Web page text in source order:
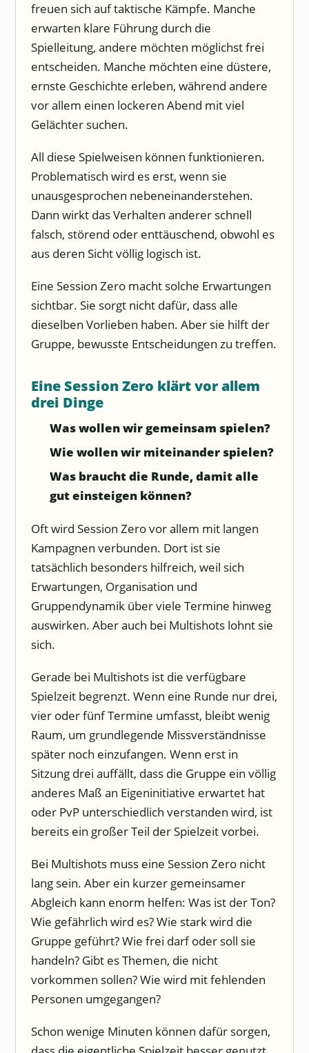
freuen sich auf taktische Kämpfe. Manche
erwarten klare Führung durch die
Spielleitung, andere möchten möglichst frei
entscheiden. Manche möchten eine düstere,
ernste Geschichte erleben, während andere
vor allem einen lockeren Abend mit viel
Gelächter suchen.
All diese Spielweisen können funktionieren.
Problematisch wird es erst, wenn sie
unausgesprochen nebeneinanderstehen.
Dann wirkt das Verhalten anderer schnell
falsch, störend oder enttäuschend, obwohl es
aus deren Sicht völlig logisch ist.
Eine Session Zero macht solche Erwartungen
sichtbar. Sie sorgt nicht dafür, dass alle
dieselben Vorlieben haben. Aber sie hilft der
Gruppe, bewusste Entscheidungen zu treffen.
Eine Session Zero klärt vor allem
drei Dinge
Was wollen wir gemeinsam spielen?
Wie wollen wir miteinander spielen?
Was braucht die Runde, damit alle
gut einsteigen können?
Oft wird Session Zero vor allem mit langen
Kampagnen verbunden. Dort ist sie
tatsächlich besonders hilfreich, weil sich
Erwartungen, Organisation und
Gruppendynamik über viele Termine hinweg
auswirken. Aber auch bei Multishots lohnt sie
sich.
Gerade bei Multishots ist die verfügbare
Spielzeit begrenzt. Wenn eine Runde nur drei,
vier oder fünf Termine umfasst, bleibt wenig
Raum, um grundlegende Missverständnisse
später noch einzufangen. Wenn erst in
Sitzung drei auffällt, dass die Gruppe ein völlig
anderes Maß an Eigeninitiative erwartet hat
oder PvP unterschiedlich verstanden wird, ist
bereits ein großer Teil der Spielzeit vorbei.
Bei Multishots muss eine Session Zero nicht
lang sein. Aber ein kurzer gemeinsamer
Abgleich kann enorm helfen: Was ist der Ton?
Wie gefährlich wird es? Wie stark wird die
Gruppe geführt? Wie frei darf oder soll sie
handeln? Gibt es Themen, die nicht
vorkommen sollen? Wie wird mit fehlenden
Personen umgegangen?
Schon wenige Minuten können dafür sorgen,